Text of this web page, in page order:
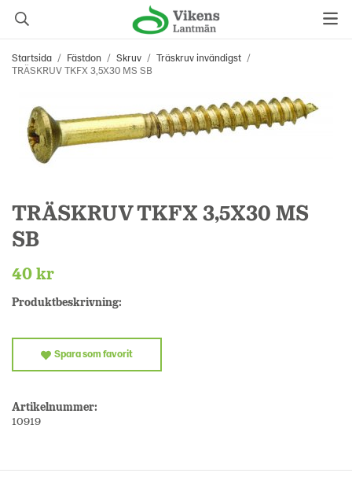
Startsida / Fästdon / Skruv / Träskruv invändigst /
TRÄSKRUV TKFX 3,5X30 MS SB
TRÄSKRUV TKFX 3,5X30 MS
SB
40 kr
Produktbeskrivning:
Spara som favorit
Artikelnummer:
10919